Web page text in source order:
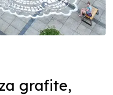
grafite,